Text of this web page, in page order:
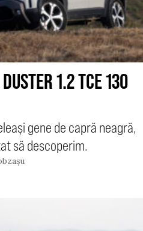
1.2 TCE 130
gene de capră neagră,
să descoperim.